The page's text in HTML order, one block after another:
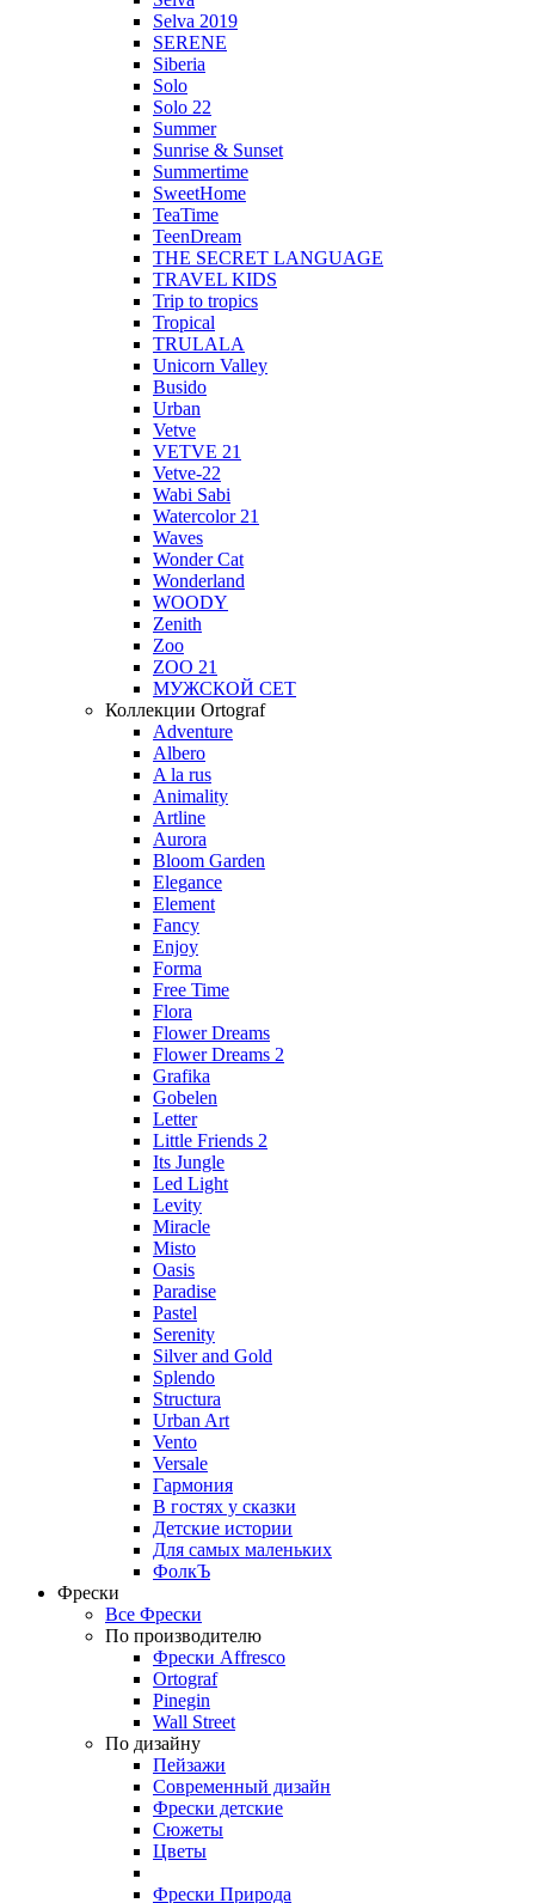
Selva 2019
SERENE
Siberia
Solo
Solo 22
Summer
Sunrise & Sunset
Summertime
SweetHome
TeaTime
TeenDream
THE SECRET LANGUAGE
TRAVEL KIDS
Trip to tropics
Tropical
TRULALA
Unicorn Valley
Busido
Urban
Vetve
VETVE 21
Vetve-22
Wabi Sabi
Watercolor 21
Waves
Wonder Cat
Wonderland
WOODY
Zenith
Zoo
ZOO 21
МУЖСКОЙ СЕТ
Коллекции Ortograf
Adventure
Albero
A la rus
Animality
Artline
Aurora
Bloom Garden
Elegance
Element
Fancy
Enjoy
Forma
Free Time
Flora
Flower Dreams
Flower Dreams 2
Grafika
Gobelen
Letter
Little Friends 2
Its Jungle
Led Light
Levity
Miracle
Misto
Oasis
Paradise
Pastel
Serenity
Silver and Gold
Splendo
Structura
Urban Art
Vento
Versale
Гармония
В гостях у сказки
Детские истории
Для самых маленьких
ФолкЪ
Фрески
Все Фрески
По производителю
Фрески Affresco
Ortograf
Pinegin
Wall Street
По дизайну
Пейзажи
Современный дизайн
Фрески детские
Сюжеты
Цветы
Фрески Природа